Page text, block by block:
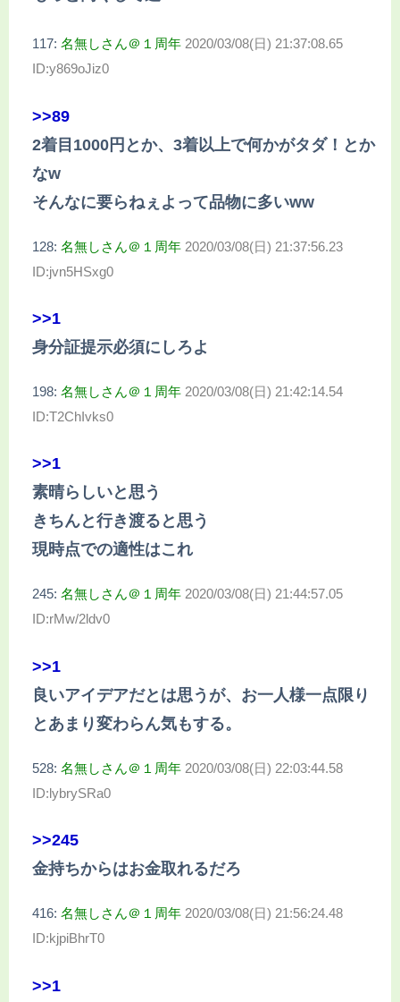
117: 名無しさん＠１周年 2020/03/08(日) 21:37:08.65
ID:y869oJiz0
>>89
2着目1000円とか、3着以上で何かがタダ！とか
なw
そんなに要らねぇよって品物に多いww
128: 名無しさん＠１周年 2020/03/08(日) 21:37:56.23
ID:jvn5HSxg0
>>1
身分証提示必須にしろよ
198: 名無しさん＠１周年 2020/03/08(日) 21:42:14.54
ID:T2ChIvks0
>>1
素晴らしいと思う
きちんと行き渡ると思う
現時点での適性はこれ
245: 名無しさん＠１周年 2020/03/08(日) 21:44:57.05
ID:rMw/2ldv0
>>1
良いアイデアだとは思うが、お一人様一点限り
とあまり変わらん気もする。
528: 名無しさん＠１周年 2020/03/08(日) 22:03:44.58
ID:lybrySRa0
>>245
金持ちからはお金取れるだろ
416: 名無しさん＠１周年 2020/03/08(日) 21:56:24.48
ID:kjpiBhrT0
>>1